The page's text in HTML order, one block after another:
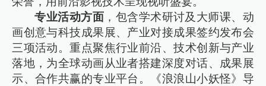
专业活动方面 ，包含学术研讨及大师课、动
画创意与科技成果展、产业对接成果签约发布会
三项活动。重点聚焦行业前沿、技术创新与产业
落地，为全球动画从业者搭建深度对话、成果展
示、合作共赢的专业平台。《浪浪山小妖怪》导